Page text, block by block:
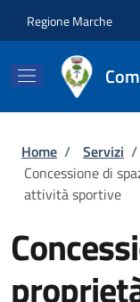
Regione Marche
Briciole
Home / Servizi /
Concessione di
attività sportive